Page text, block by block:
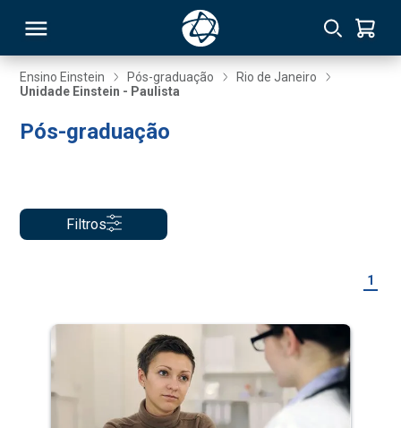
Ensino Einstein Pós-graduação
Rio de Janeiro
Unidade Einstein - Paulista
Pós-graduação
Filtros
1